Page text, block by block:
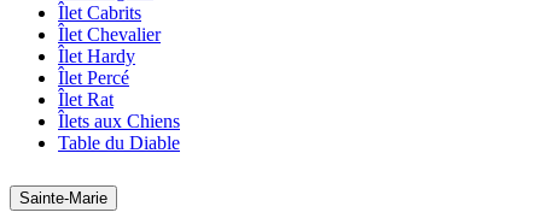
Îlet Cabrits
Îlet Chevalier
Îlet Hardy
Îlet Percé
Îlet Rat
Îlets aux Chiens
Table du Diable
Sainte-Marie